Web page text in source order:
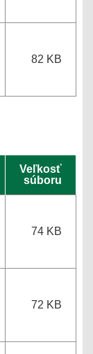
82 KB
Veľkosť
súboru
74 KB
72 KB